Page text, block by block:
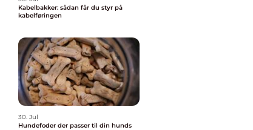
Kabelbakker: sådan får du styr på
kabelføringen
30. Jul
Hundefoder der passer til din hunds